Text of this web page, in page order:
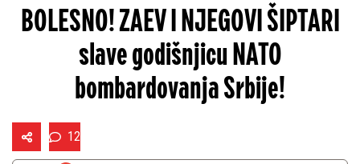
BOLESNO! ZAEV I NJEGOVI ŠIPTARI
slave godišnjicu NATO
bombardovanja Srbije!
12